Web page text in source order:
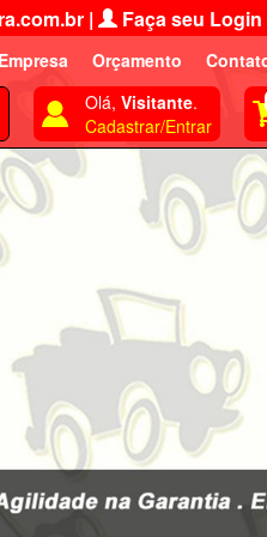
| Faça seu
Empresa Orçamento
Olá, Visitante.
Cadastrar/Entrar